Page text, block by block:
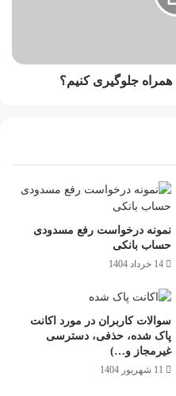
جلوگیری کنیم؟
نمونه درخواست رفع مسدودی
حساب بانکی
14 خرداد 1404
سوالات کاربران در مورد اکانت
پاک شده، حذفی، دسترسی
غیرمجاز و…)
11 شهریور 1404